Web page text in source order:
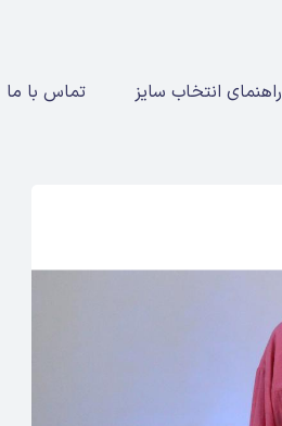
راهنمای انتخاب سایز تماس با ما